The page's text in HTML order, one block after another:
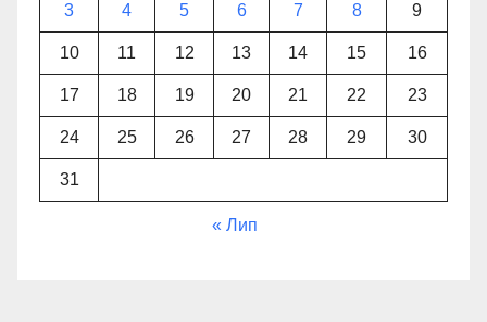
3 4 5 6 7 8 9
10 11 12 13 14 15 16
17 18 19 20 21 22 23
24 25 26 27 28 29 30
31
« Лип